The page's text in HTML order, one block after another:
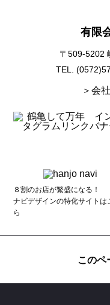
有限
〒509-5202
TEL.
＞会
８割のお店が繁盛になる！
ナビデザインの特化サイトは
ら
このペ